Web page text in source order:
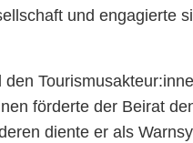
und engagierte
förderte der Beirat
diente er als